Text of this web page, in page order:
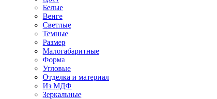
Белые
Венге
Светлые
Темные
Размер
Малогабаритные
Форма
Угловые
Отделка и материал
Из МДФ
Зеркальные